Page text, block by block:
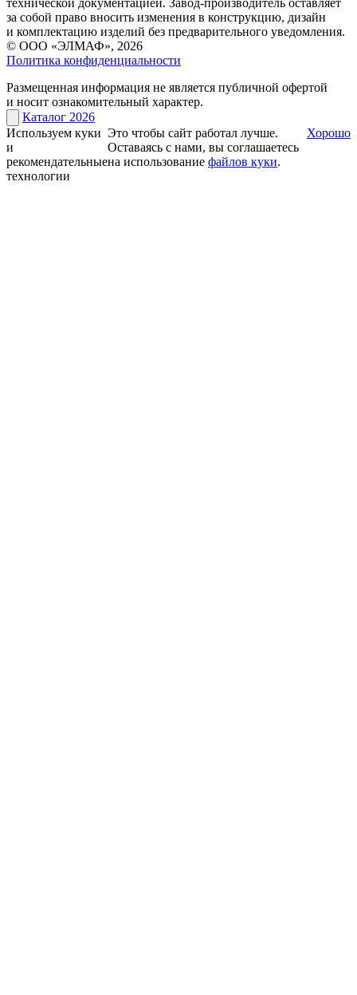
за собой право вносить изменения в конструкцию, дизайн
и комплектацию изделий без предварительного уведомления.
© ООО «ЭЛМАФ», 2026
Политика конфиденциальности
Размещенная информация не является публичной офертой
и носит ознакомительный характер.
Каталог 2026
Используем куки
и
рекомендательные
технологии
Это чтобы сайт работал лучше.
Оставаясь с нами, вы соглашаетесь
на использование файлов куки.
Хорошо